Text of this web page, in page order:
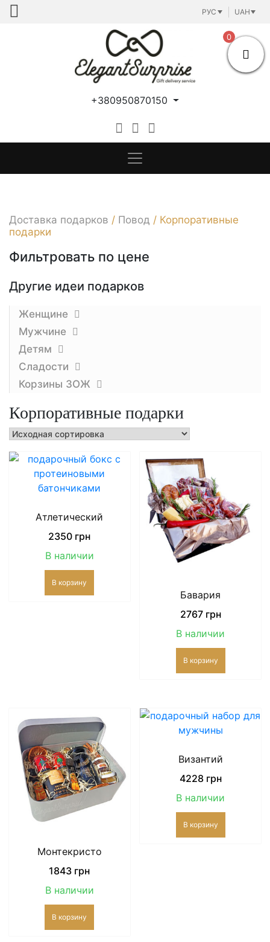
Skip
РУС UAH
+380950870150
Доставка подарков / Повод / Корпоративные
подарки
Фильтровать по цене
Другие идеи подарков
Женщине
Мужчине
Детям
Сладости
Корзины ЗОЖ
Корпоративные подарки
Атлетический
2350 грн
В наличии
В корзину
Бавария
2767грн
В наличии
В корзину
Монтекристо
1843 грн
В наличии
В корзину
Византий
4228грн
В наличии
В корзину
0